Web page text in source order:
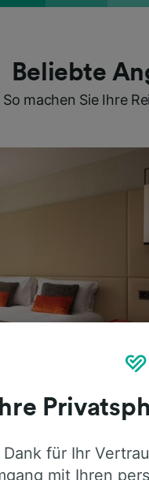
Beliebte
So machen Sie Ihre
Ihre
für Ihr
mit Ihren